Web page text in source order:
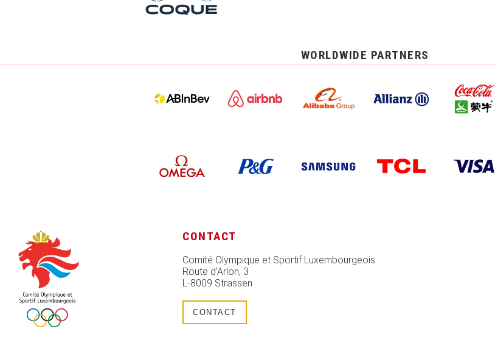
WORLDWIDE PARTNERS
CONTACT
Comité Olympique et Sportif Luxembourgeois
Route d’Arlon, 3
L-8009 Strassen
CONTACT